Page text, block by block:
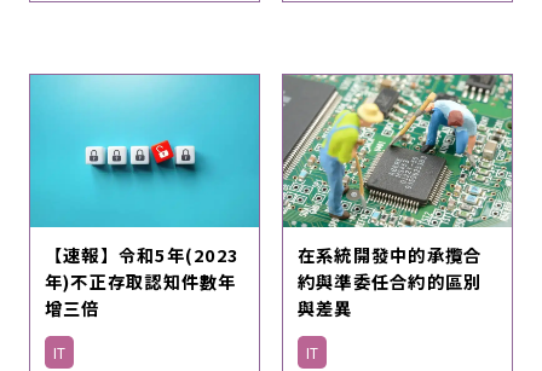
【速報】令和5年(2023
年)不正存取認知件數年
增三倍
IT
在系統開發中的承攬合
約與準委任合約的區別
與差異
IT